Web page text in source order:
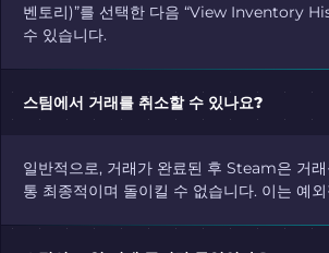
벤토리)”를 선택한 다음 “View Inventory
수 있습니다.
스팀에서 거래를 취소할 수 있나요?
일반적으로, 거래가 완료된 후 Steam은 거
통 최종적이며 돌이킬 수 없습니다. 이는 예